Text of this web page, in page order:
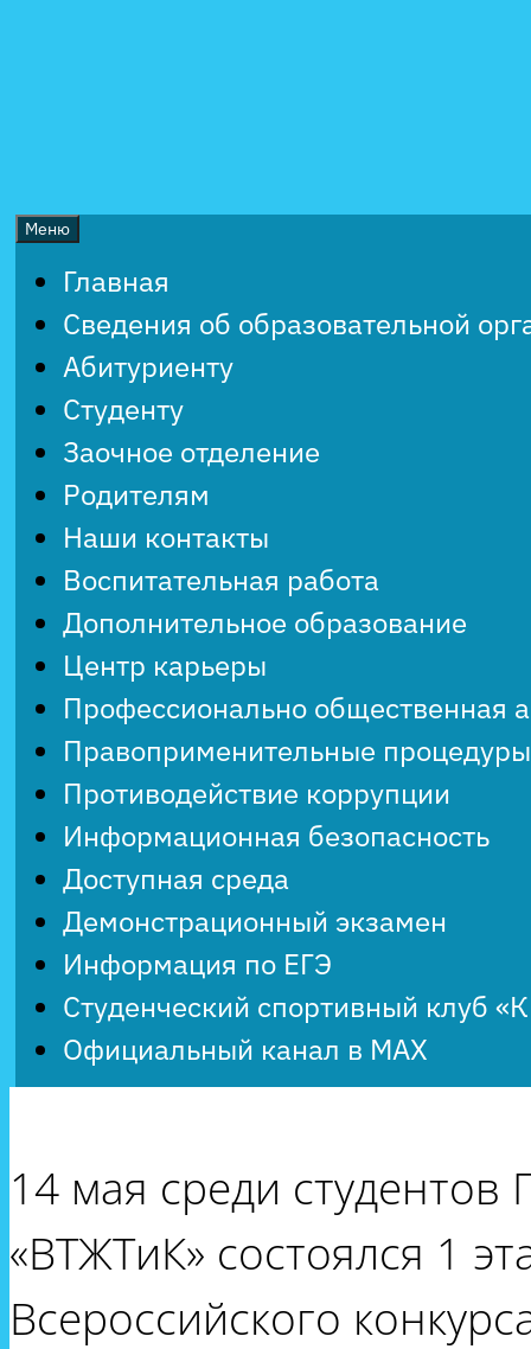
Меню
Главная
Сведения об образовательной
Абитуриенту
Студенту
Заочное отделение
Родителям
Наши контакты
Воспитательная работа
Дополнительное образование
Центр карьеры
Профессионально общественная
Правоприменительные процедуры
Противодействие коррупции
Информационная безопасность
Доступная среда
Демонстрационный экзамен
Информация по ЕГЭ
Студенческий спортивный клуб
Официальный канал в MAX
14 мая среди студентов
«ВТЖТиК» состоялся 1
Всероссийского